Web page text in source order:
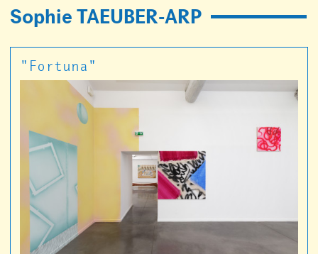
Sophie TAEUBER-ARP
"Fortuna"